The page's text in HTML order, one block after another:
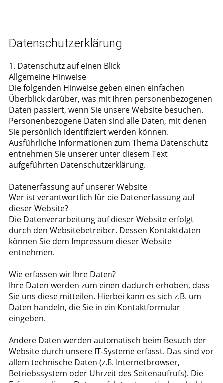
Datenschutzerklärung
1. Datenschutz auf einen Blick
Allgemeine Hinweise
Die folgenden Hinweise geben einen einfachen
Überblick darüber, was mit Ihren personenbezogenen
Daten passiert, wenn Sie unsere Website besuchen.
Personenbezogene Daten sind alle Daten, mit denen
Sie persönlich identifiziert werden können.
Ausführliche Informationen zum Thema Datenschutz
entnehmen Sie unserer unter diesem Text
aufgeführten Datenschutzerklärung.
Datenerfassung auf unserer Website
Wer ist verantwortlich für die Datenerfassung auf
dieser Website?
Die Datenverarbeitung auf dieser Website erfolgt
durch den Websitebetreiber. Dessen Kontaktdaten
können Sie dem Impressum dieser Website
entnehmen.
Wie erfassen wir Ihre Daten?
Ihre Daten werden zum einen dadurch erhoben, dass
Sie uns diese mitteilen. Hierbei kann es sich z.B. um
Daten handeln, die Sie in ein Kontaktformular
eingeben.
Andere Daten werden automatisch beim Besuch der
Website durch unsere IT-Systeme erfasst. Das sind vor
allem technische Daten (z.B. Internetbrowser,
Betriebssystem oder Uhrzeit des Seitenaufrufs). Die